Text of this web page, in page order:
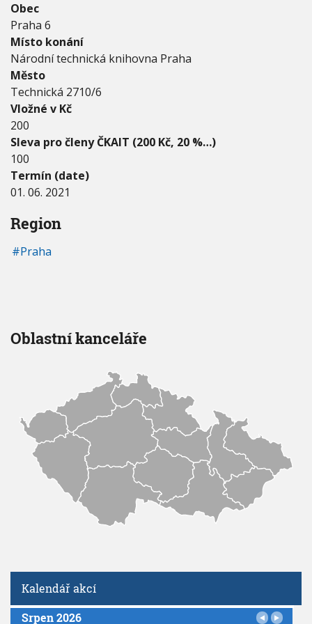
V
I
G
A
C
E
2
0
2
1
-
0
1
0
6
.
2
0
2
1
Obec
Praha 6
Místo konání
Národní technická knihovna Praha
Město
Technická 2710/6
Vložné v Kč
200
Sleva pro členy ČKAIT (200 Kč, 20 %…)
100
Termín (date)
01. 06. 2021
Region
Praha
Oblastní kanceláře
Kalendář akcí
Srpen 2026